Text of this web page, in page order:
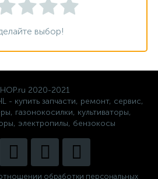
выбор!
2020-2021
- купить запчасти, ремонт, сервис,
газонокосилки, культиваторы,
электропилы, бензокосы
обработки персональных